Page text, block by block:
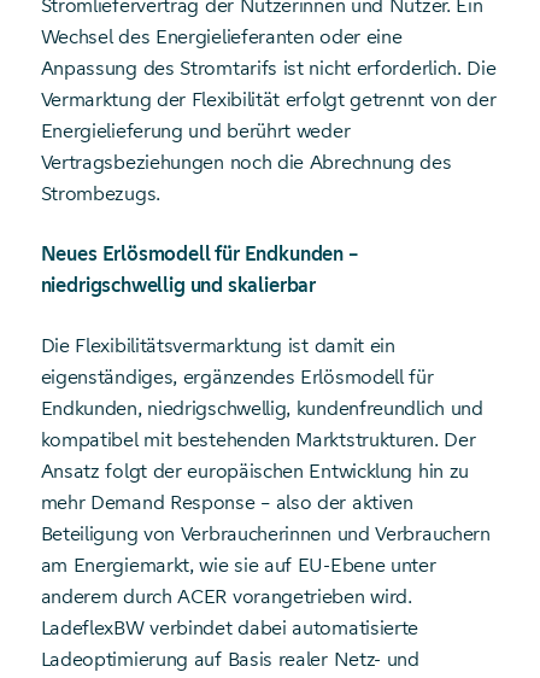
Stromliefervertrag der Nutzerinnen und Nutzer. Ein
Wechsel des Energielieferanten oder eine
Anpassung des Stromtarifs ist nicht erforderlich. Die
Vermarktung der Flexibilität erfolgt getrennt von der
Energielieferung und berührt weder
Vertragsbeziehungen noch die Abrechnung des
Strombezugs.
Neues Erlösmodell für Endkunden –
niedrigschwellig und skalierbar
Die Flexibilitätsvermarktung ist damit ein
eigenständiges, ergänzendes Erlösmodell für
Endkunden, niedrigschwellig, kundenfreundlich und
kompatibel mit bestehenden Marktstrukturen. Der
Ansatz folgt der europäischen Entwicklung hin zu
mehr Demand Response – also der aktiven
Beteiligung von Verbraucherinnen und Verbrauchern
am Energiemarkt, wie sie auf EU-Ebene unter
anderem durch ACER vorangetrieben wird.
LadeflexBW verbindet dabei automatisierte
Ladeoptimierung auf Basis realer Netz- und